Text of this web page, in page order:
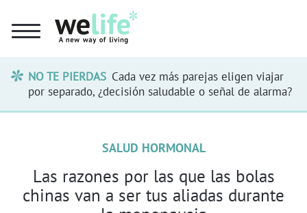
NO TE PIERDAS Cada vez más parejas eligen viajar
por separado, ¿decisión saludable o señal de alarma?
SALUD HORMONAL
Las razones por las que las bolas
chinas van a ser tus aliadas durante